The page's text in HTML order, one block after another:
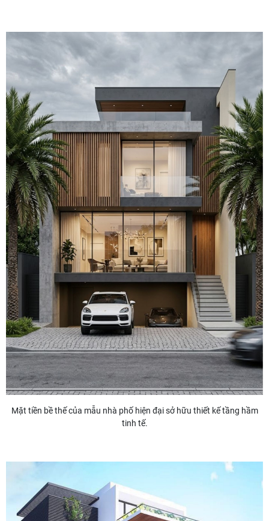
Mặt tiền bề thế của mẫu nhà phố hiện đại sở hữu thiết kế tầng hầm
tinh tế.